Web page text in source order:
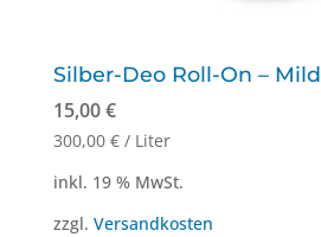
Silber-Deo Roll-On – Mild
15,00€
300,00 €/ Liter
inkl. 19 % MwSt.
zzgl. Versandkosten